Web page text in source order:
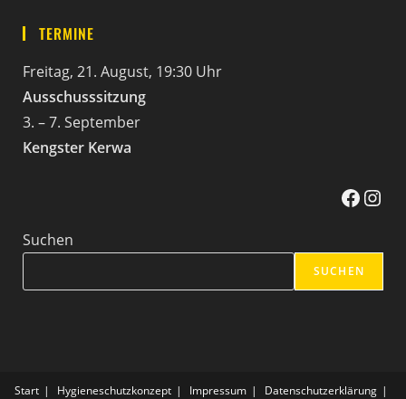
TERMINE
Freitag, 21. August, 19:30 Uhr
Ausschusssitzung
3. – 7. September
Kengster Kerwa
Facebook
Suchen
SUCHEN
Start Hygieneschutzkonzept Impressum Datenschutzerklärung